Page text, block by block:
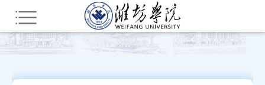
您所在的位置：首页 新闻中心 综合新闻